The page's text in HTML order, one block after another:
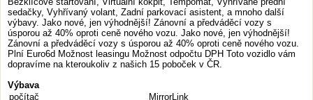
sedačky, Vyhřívaný volant, Zadní parkovací asistent, a mnoho další
výbavy. Jako nové, jen výhodnější! Zánovní a předváděcí vozy s
úsporou až 40% oproti ceně nového vozu. Jako nové, jen výhodnější!
Zánovní a předváděcí vozy s úsporou až 40% oproti ceně nového vozu.
Plní Euro6d Možnost leasingu Možnost odpočtu DPH Toto vozidlo vám
dopravíme na kteroukoliv z našich 15 poboček v ČR.
Výbava
počítač
MirrorLink